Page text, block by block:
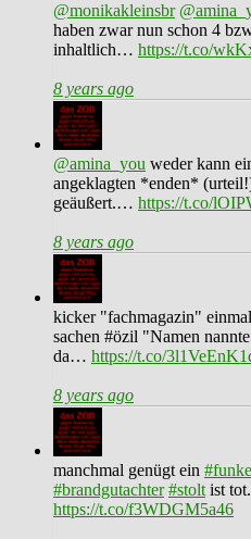
@monikakleinsbr
haben zwar nun schon 4
inhaltlich… https://t.co/
8 years ago
@amina_you weder kann
angeklagten *enden*
geäußert.… https://t.co/
8 years ago
kicker "fachmagazin"
sachen #özil "Namen nannte
da… https://t.co/
8 years ago
manchmal genügt ein #funke
#brandgutachter #stolt ist
https://t.co/f3WDGM5a46